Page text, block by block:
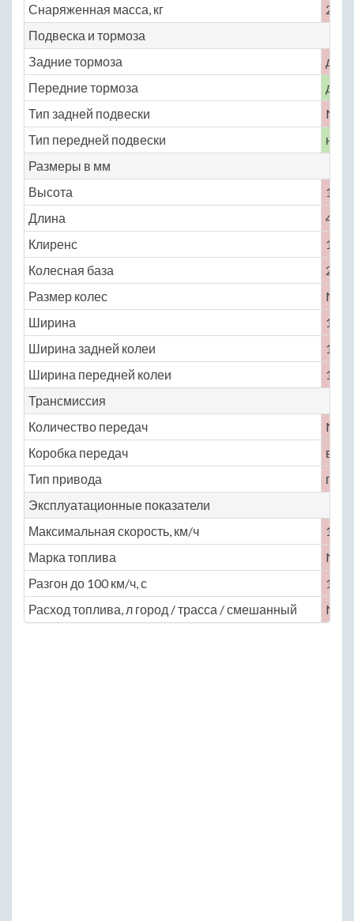
Снаряженная масса, кг
2020
Подвеска и тормоза
Задние тормоза
Передние тормоза
Тип задней подвески
No
Тип передней подвески
Размеры в мм
Высота
1630
Длина
4554
Клиренс
138
Колесная база
2831
Размер колес
No
Ширина
1822
Ширина задней колеи
1558
Ширина передней колеи
1556
Трансмиссия
Количество передач
No
Коробка передач
Тип привода
Эксплуатационные показатели
Максимальная скорость, км/ч
140
Марка топлива
No
Разгон до 100 км/ч, с
14
Расход топлива, л город / трасса / смешанный
No